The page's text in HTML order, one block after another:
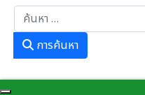
การค้นหา